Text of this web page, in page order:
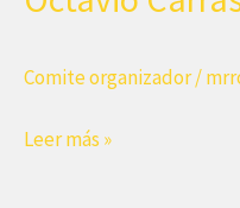
Comite organizador/
Octavio
Leer más »